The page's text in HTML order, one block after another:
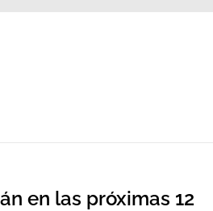
en las próximas 12